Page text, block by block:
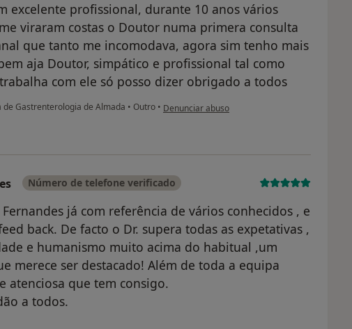
excelente profissional, durante 10 anos vários
viraram costas o Doutor numa primera consulta
que tanto me incomodava, agora sim tenho mais
aja Doutor, simpático e profissional tal como
com ele só posso dizer obrigado a todos
de Gastrenterologia de Almada • Outro • na opinião do utilizador Ilda pronto Ramalho
Denunciar abuso
Número de telefone verificado
já com referência de vários conhecidos , e
back. De facto o Dr. supera todas as expetativas ,
e humanismo muito acima do habitual ,um
merece ser destacado! Além de toda a equipa
atenciosa que tem consigo.
a todos.